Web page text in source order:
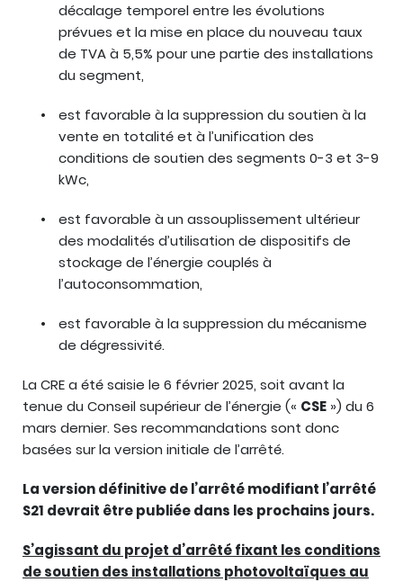
décalage temporel entre les évolutions
prévues et la mise en place du nouveau taux
de TVA à 5,5% pour une partie des installations
du segment,
est favorable à la suppression du soutien à la
vente en totalité et à l’unification des
conditions de soutien des segments 0-3 et 3-9
kWc,
est favorable à un assouplissement ultérieur
des modalités d’utilisation de dispositifs de
stockage de l’énergie couplés à
l’autoconsommation,
est favorable à la suppression du mécanisme
de dégressivité.
La CRE a été saisie le 6 février 2025, soit avant la
tenue du Conseil supérieur de l’énergie (« CSE ») du 6
mars dernier. Ses recommandations sont donc
basées sur la version initiale de l’arrêté.
La version définitive de l’arrêté modifiant l’arrêté
S21 devrait être publiée dans les prochains jours.
S’agissant du projet d’arrêté fixant les conditions
de soutien des installations photovoltaïques au